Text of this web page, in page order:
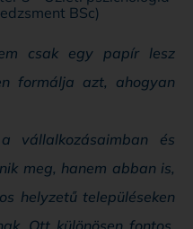
BSc)
csak egy papír lesz
formálja azt, ahogyan
vállalkozásaimban és
meg, hanem abban is,
helyzetű településeken
Ott különösen fontos,